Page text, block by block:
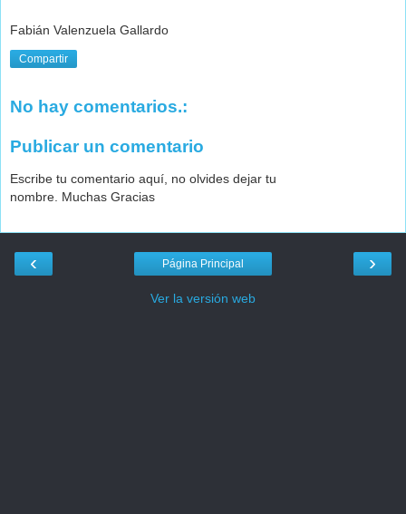
Fabián Valenzuela Gallardo
Compartir
No hay comentarios.:
Publicar un comentario
Escribe tu comentario aquí, no olvides dejar tu
nombre. Muchas Gracias
‹ ›
Página Principal
Ver la versión web